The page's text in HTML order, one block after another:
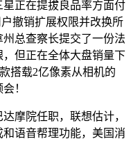
正在提拔良品率方面付
撤销扩展权限并改换所
总查察长提交了一份法
但正在全体大盘销量下
搭载2亿像素从相机的
！
院任职，联想估计，
语音帮理功能，美国消